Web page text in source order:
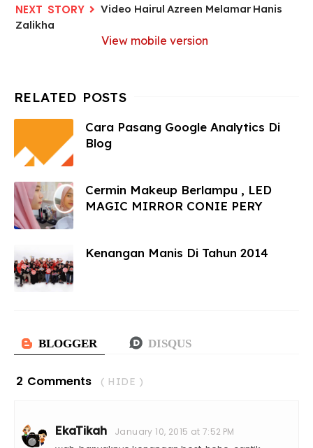
Video Hairul Azreen Melamar Hanis
Zalikha
View mobile version
Cara Pasang Google Analytics Di
Blog
Cermin Makeup Berlampu , LED
MAGIC MIRROR CONIE PERY
Kenangan Manis Di Tahun 2014
2 Comments ( HIDE )
EkaTikah January 10, 2015 at 7:52 PM